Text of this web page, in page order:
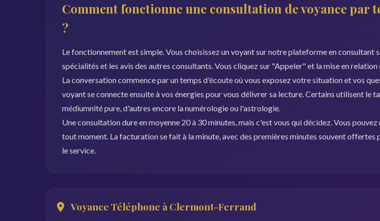
Comment fonctionne une consultation de voyance par
?
Le fonctionnement est simple. Vous choisissez un voyant sur notre plateforme en consultant
spécialités et les avis des autres consultants. Vous cliquez sur "Appeler" et la mise en
La conversation commence par un temps d'écoute où vous exposez votre situation et vos
voyant se connecte ensuite à vos énergies pour vous délivrer sa lecture. Certains utilisent le
médiumnité pure, d'autres encore la numérologie ou l'astrologie.
Une consultation dure en moyenne 20 à 30 minutes, mais c'est vous qui décidez. Vous
tout moment. La facturation se fait à la minute, avec des premières minutes souvent offertes
le service.
Voyance Téléphone à Clermont-Ferrand